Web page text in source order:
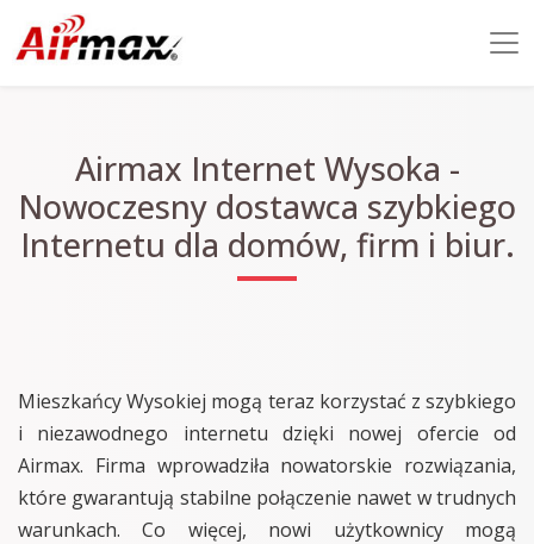
Airmax Internet Wysoka -
Nowoczesny dostawca szybkiego
Internetu dla domów, firm i biur.
Mieszkańcy Wysokiej mogą teraz korzystać z szybkiego
i niezawodnego internetu dzięki nowej ofercie od
Airmax. Firma wprowadziła nowatorskie rozwiązania,
które gwarantują stabilne połączenie nawet w trudnych
warunkach. Co więcej, nowi użytkownicy mogą